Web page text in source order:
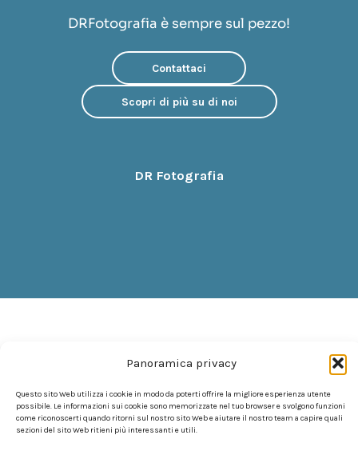
Panoramica privacy
Questo sito Web utilizza i cookie in modo da poterti offrire la migliore esperienza utente
possibile. Le informazioni sui cookie sono memorizzate nel tuo browser e svolgono funzioni
come riconoscerti quando ritorni sul nostro sito Web e aiutare il nostro team a capire quali
sezioni del sito Web ritieni più interessanti e utili.
DRFotografia è sempre sul pezzo!
Contattaci
Scopri di più su di noi
DR Fotografia